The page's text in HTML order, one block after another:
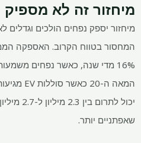
מיחזור זה לא מספיק
מיחזור יספק נפחים הולכים וגדלים
שאפתניים יותר.